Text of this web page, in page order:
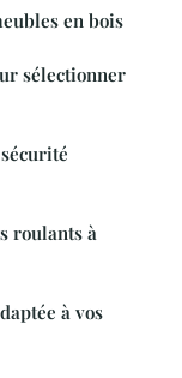
en bois
sélectionner
roulants à
à vos